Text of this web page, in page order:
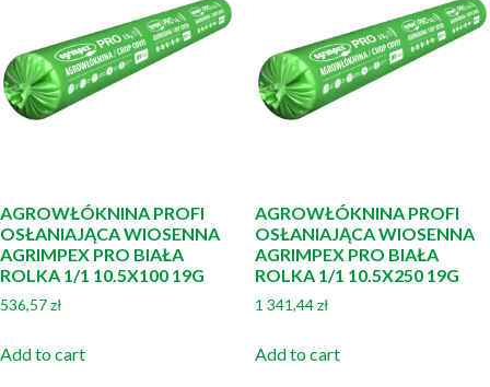
AGROWŁÓKNINA PROFI
OSŁANIAJĄCA WIOSENNA
AGRIMPEX PRO BIAŁA
ROLKA 1/1 10.5X100 19G
536,57zł
Add to cart
AGROWŁÓKNINA PROFI
OSŁANIAJĄCA WIOSENNA
AGRIMPEX PRO BIAŁA
ROLKA 1/1 10.5X250 19G
1 341,44zł
Add to cart